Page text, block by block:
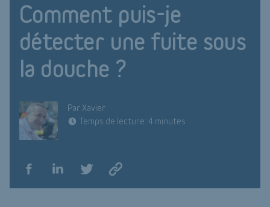
Comment puis-je
détecter une fuite sous
la douche ?
Par Xavier
Temps de lecture: 4 minutes